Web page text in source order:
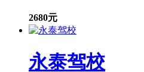
2680元
永泰驾校